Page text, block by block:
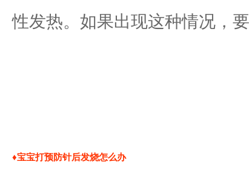
性发热。如果出现这种情况，
♦宝宝打预防针后发烧怎么办